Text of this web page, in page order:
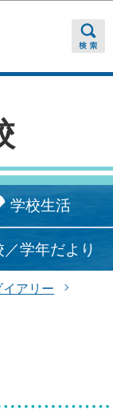
学校生活
／学年だより
アリー